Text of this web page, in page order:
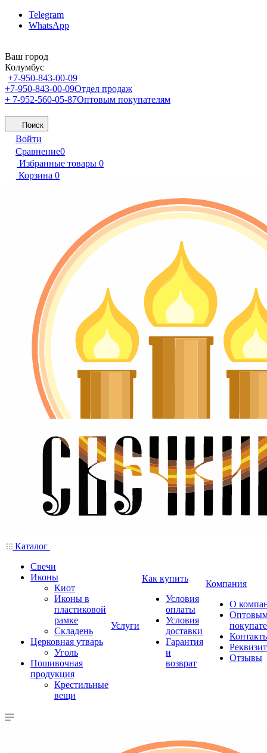
Telegram
WhatsApp
Ваш город
Колумбус
+7-950-843-00-09
+7-950-843-00-09Отдел продаж
+ 7-952-560-05-87Оптовым покупателям
Поиск
Войти
Сравнение0
Избранные товары 0
Корзина 0
Каталог
Свечи
Иконы
Киот
Иконы в
пластиковой
рамке
Складень
Церковная утварь
Уголь
Пошивочная
продукция
Крестильные
вещи
Услуги
Как купить
Условия
оплаты
Условия
доставки
Гарантия
и
возврат
Компания
О
Отзывы